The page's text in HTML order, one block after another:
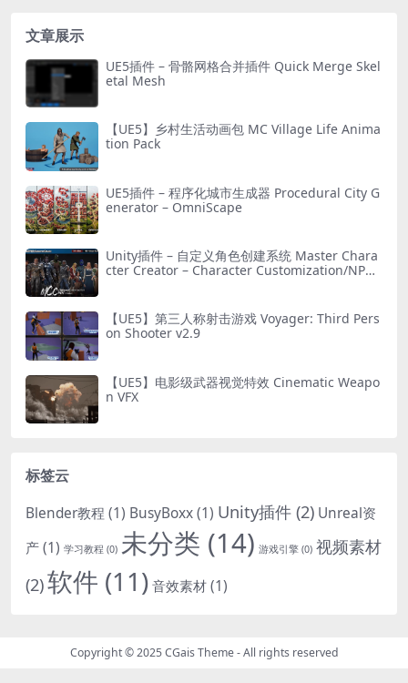
文章展示
UE5插件 – 骨骼网格合并插件 Quick Merge Skel
etal Mesh
【UE5】乡村生活动画包 MC Village Life Anima
tion Pack
UE5插件 – 程序化城市生成器 Procedural City G
enerator – OmniScape
Unity插件 – 自定义角色创建系统 Master Chara
cter Creator – Character Customization/NPC
【UE5】第三人称射击游戏 Voyager: Third Pers
on Shooter v2.9
【UE5】电影级武器视觉特效 Cinematic Weapo
n VFX
标签云
Blender教程 (1) BusyBoxx(1) Unity插件 (2) Unreal资
产(1) 学习教程 (0) 未分类 (14) 游戏引擎 (0) 视频素材
(2)软件 (11)音效素材(1)
Copyright © 2025CGais Theme- All rights reserved